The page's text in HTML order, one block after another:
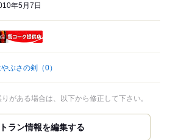
年5月7日
ぶさの剣 （0）
がある場合は、以下から修正して下さい。